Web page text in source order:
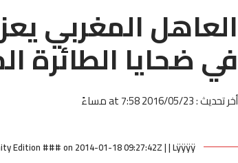
العاهل المغربي
في ضحايا الطائرة
أخر تحديث : 2016/05/23 at 7:58 مساءً
Edition ### on 2014-01-18 09:27:42Z | | Lÿÿÿÿ